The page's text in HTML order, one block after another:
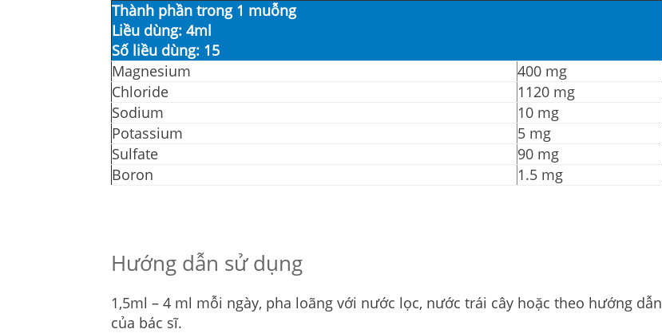
Thành phần trong 1 muỗng
Liều dùng: 4ml
Số liều dùng: 15
Magnesium
400 mg
Chloride
1120 mg
Sodium
10 mg
Potassium
5 mg
Sulfate
90 mg
Boron
1.5 mg
Hướng dẫn sử dụng
1,5ml – 4 ml mỗi ngày, pha loãng với nước lọc, nước trái cây hoặc theo hướng dẫn
của bác sĩ.